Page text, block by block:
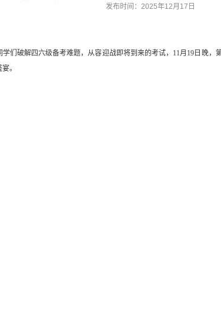
发布时间： 2025年12月17日 来源
解四六级备考难题，从容迎战即将到来的考试，11月19日晚，第
。